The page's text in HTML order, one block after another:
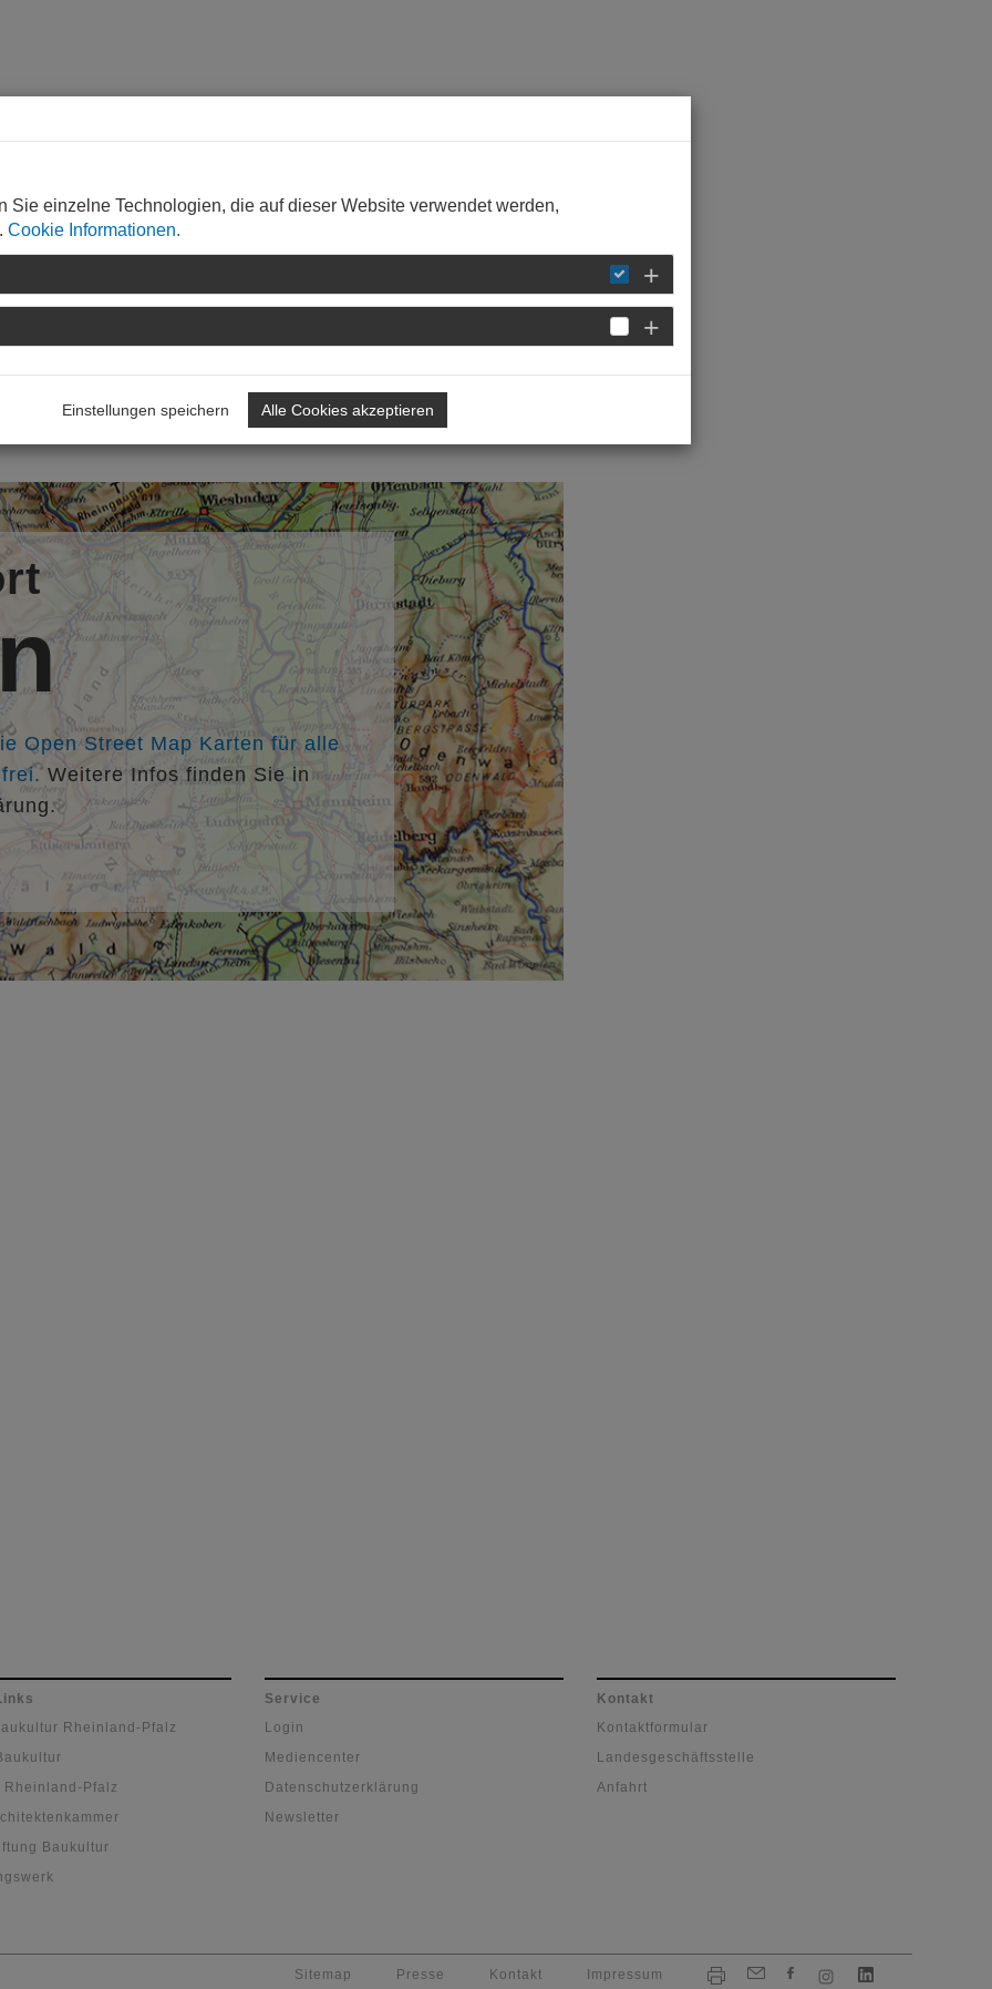
Architekten, Neustadt,http://www.budzinski-ritzer.de/
Open Street Map Karten für alle
Weitere Infos finden Sie in
Rheinland-Pfalz
Rheinland-Pfalz
Baukultur
Service
Login
Mediencenter
Datenschutzerklärung
Newsletter
Kontakt
Kontaktformular
Landesgeschäftsstelle
Anfahrt
Sitemap Presse Kontakt Impressum
Sie einzelne Technologien, die auf dieser Website verwendet werden,
Cookie Informationen.
Einstellungen speichern Alle Cookies akzeptieren